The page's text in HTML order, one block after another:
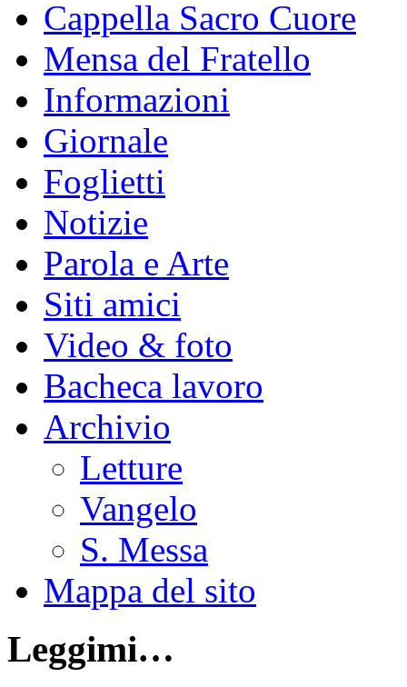
Cappella Sacro Cuore
Mensa del Fratello
Informazioni
Giornale
Foglietti
Notizie
Parola e Arte
Siti amici
Video & foto
Bacheca lavoro
Archivio
Letture
Vangelo
S. Messa
Mappa del sito
Leggimi…